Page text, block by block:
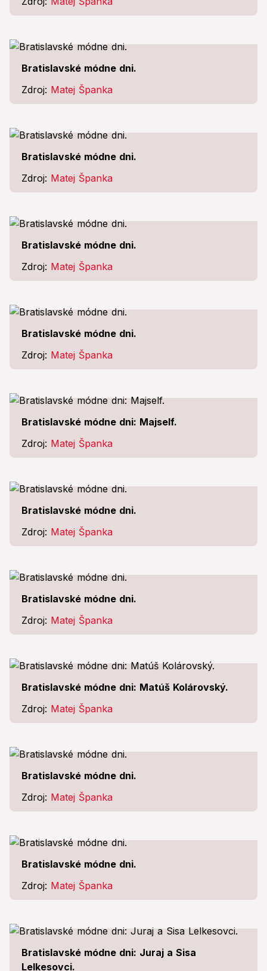
Bratislavské módne dni.
Zdroj: Matej Španka
Bratislavské módne dni.
Zdroj: Matej Španka
Bratislavské módne dni.
Zdroj: Matej Španka
Bratislavské módne dni.
Zdroj: Matej Španka
Bratislavské módne dni: Majself.
Zdroj: Matej Španka
Bratislavské módne dni.
Zdroj: Matej Španka
Bratislavské módne dni.
Zdroj: Matej Španka
Bratislavské módne dni: Matúš Kolárovský.
Zdroj: Matej Španka
Bratislavské módne dni.
Zdroj: Matej Španka
Bratislavské módne dni.
Zdroj: Matej Španka
Bratislavské módne dni: Juraj a Sisa
Lelkesovci.